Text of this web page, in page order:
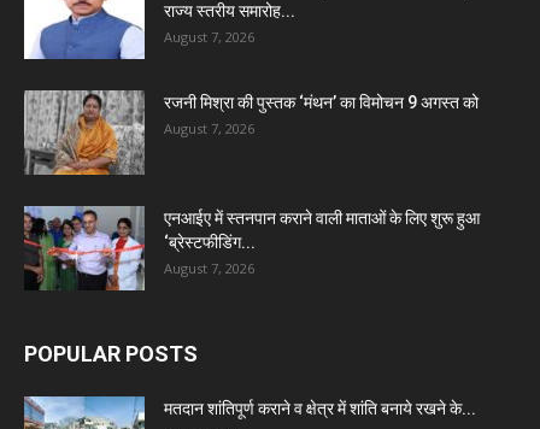
राज्य स्तरीय समारोह...
August 7, 2026
रजनी मिश्रा की पुस्तक ‘मंथन’ का विमोचन 9 अगस्त को
August 7, 2026
एनआईए में स्तनपान कराने वाली माताओं के लिए शुरू हुआ
‘ब्रेस्टफीडिंग...
August 7, 2026
POPULAR POSTS
मतदान शांतिपूर्ण कराने व क्षेत्र में शांति बनाये रखने के...